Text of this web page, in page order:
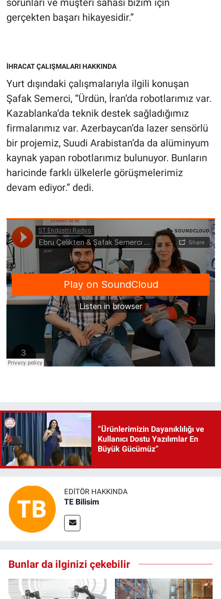
sorunları ve müşteri sahası bizim için
gerçekten başarı hikayesidir.”
İHRACAT ÇALIŞMALARI HAKKINDA
Yurt dışındaki çalışmalarıyla ilgili konuşan
Şafak Semerci, “Ürdün, İran’da robotlarımız var.
Kazablanka’da teknik destek sağladığımız
firmalarımız var. Azerbaycan’da lazer sensörlü
bir projemiz, Suudi Arabistan’da da alüminyum
kaynak yapan robotlarımız bulunuyor. Bunların
haricinde farklı ülkelerle görüşmelerimiz
devam ediyor.” dedi.
“Ürünlerimizin Dayanıklılığı ve
Kullanıcı Dostu Yazılımlar En
Büyük Gücümüz”
EDITÖR HAKKINDA
TE Bilisim
Bunlar da ilginizi çekebilir